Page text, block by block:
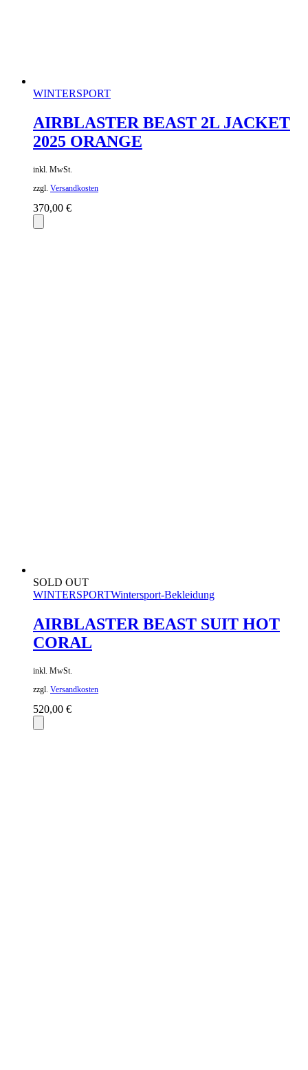
WINTERSPORT
AIRBLASTER BEAST 2L JACKET
2025 ORANGE
inkl. MwSt.
zzgl. Versandkosten
370,00 €
SOLD OUT
WINTERSPORTWintersport-Bekleidung
AIRBLASTER BEAST SUIT HOT
CORAL
inkl. MwSt.
zzgl. Versandkosten
520,00 €